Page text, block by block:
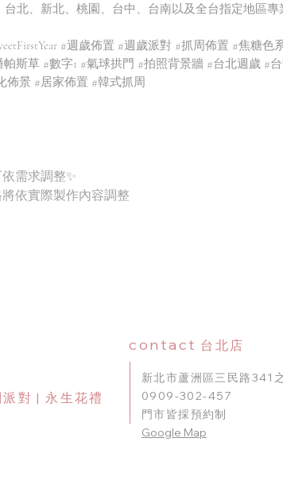
台北、新北、桃園、台中、台南以及全台指定地區專
#週歲佈置 #週歲派對 #抓周佈置 #焦糖色
帕斯草 #數字1 #氣球拱門 #拍照背景牆 #台北週歲 #
佈景 #居家佈置 #韓式抓周
需求調整✨
依實際製作內容調整
contact 台北店
對 | 永生花禮
新北市蘆洲區三民路341
0909-302-457
門市皆採預約制
​Google Map